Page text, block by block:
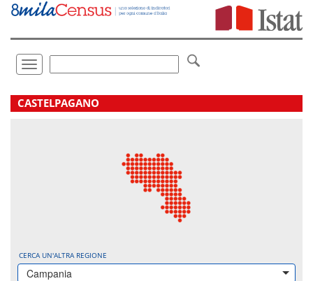
Vai
direttamente
Toggle
navigation
.
CASTELPAGANO
CERCA UN'ALTRA REGIONE
Campania